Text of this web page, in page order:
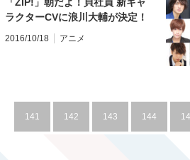
ラクターCVに浪川大輔が決定！
2016/10/18 アニメ
141 142 143 144